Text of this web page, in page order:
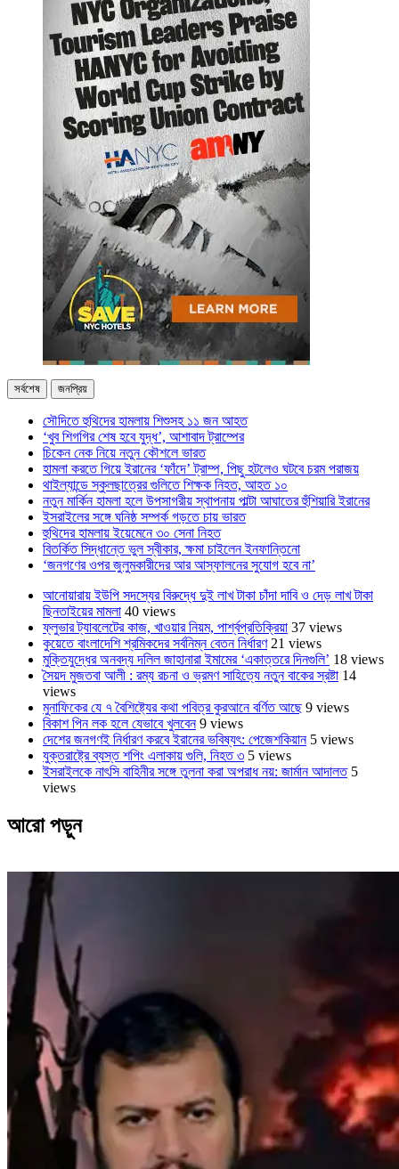
সর্বশেষ জনপ্রিয়
সৌদিতে হুথিদের হামলায় শিশুসহ ১১ জন আহত
‘খুব শিগগির শেষ হবে যুদ্ধ’, আশাবাদ ট্রাম্পের
চিকেন নেক নিয়ে নতুন কৌশলে ভারত
হামলা করতে গিয়ে ইরানের ‘ফাঁদে’ ট্রাম্প, পিছু হটলেও ঘটবে চরম পরাজয়
থাইল্যান্ডে স্কুলছাত্রের গুলিতে শিক্ষক নিহত, আহত ১০
নতুন মার্কিন হামলা হলে উপসাগরীয় স্থাপনায় পাল্টা আঘাতের হুঁশিয়ারি ইরানের
ইসরাইলের সঙ্গে ঘনিষ্ঠ সম্পর্ক গড়তে চায় ভারত
হুথিদের হামলায় ইয়েমেনে ৩০ সেনা নিহত
বিতর্কিত সিদ্ধান্তে ভুল স্বীকার, ক্ষমা চাইলেন ইনফান্তিনো
‘জনগণের ওপর জুলুমকারীদের আর আস্ফালনের সুযোগ হবে না’
আনোয়ারায় ইউপি সদস্যের বিরুদ্ধে দুই লাখ টাকা চাঁদা দাবি ও দেড় লাখ টাকা
ছিনতাইয়ের মামলা 40 views
ফ্লুভার ট্যাবলেটের কাজ, খাওয়ার নিয়ম, পার্শ্বপ্রতিক্রিয়া 37 views
কুয়েতে বাংলাদেশি শ্রমিকদের সর্বনিম্ন বেতন নির্ধারণ 21 views
মুক্তিযুদ্ধের অনবদ্য দলিল জাহানারা ইমামের ‘একাত্তরে দিনগুলি’ 18 views
সৈয়দ মুজতবা আলী : রম্য রচনা ও ভ্রমণ সাহিত্যে নতুন বাকের স্রষ্টা 14
views
মুনাফিকের যে ৭ বৈশিষ্ট্যের কথা পবিত্র কুরআনে বর্ণিত আছে 9 views
বিকাশ পিন লক হলে যেভাবে খুলবেন 9 views
দেশের জনগণই নির্ধারণ করবে ইরানের ভবিষ্যৎ: পেজেশকিয়ান 5 views
যুক্তরাষ্ট্রে ব্যস্ত শপিং এলাকায় গুলি, নিহত ৩ 5 views
ইসরাইলকে নাৎসি বাহিনীর সঙ্গে তুলনা করা অপরাধ নয়: জার্মান আদালত 5
views
আরো পড়ুন